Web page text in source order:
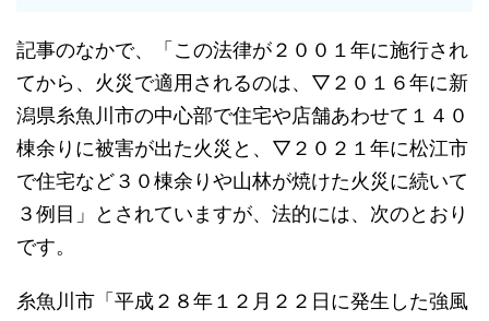
記事のなかで、「この法律が２００１年に施行され
てから、火災で適用されるのは、▽２０１６年に新
潟県糸魚川市の中心部で住宅や店舗あわせて１４０
棟余りに被害が出た火災と、▽２０２１年に松江市
で住宅など３０棟余りや山林が焼けた火災に続いて
３例目」とされていますが、法的には、次のとおり
です。
糸魚川市「平成２８年１２月２２日に発生した強風